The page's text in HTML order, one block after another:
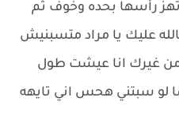
رأسها بحده وخوف ثم
عليك يا مراد متسبنيش
غيرك انا عيشت طول
لو سبتني هحس اني تايهه